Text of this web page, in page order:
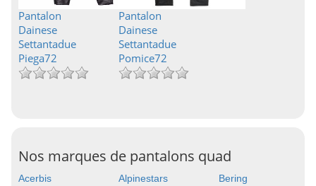
Pantalon
Dainese
Settantadue
Piega72
Pantalon
Dainese
Settantadue
Pomice72
Nos marques de pantalons quad
Acerbis Alpinestars
Bering